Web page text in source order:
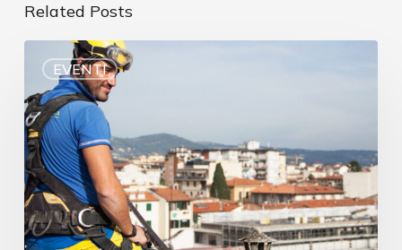
Related Posts
EVENTI